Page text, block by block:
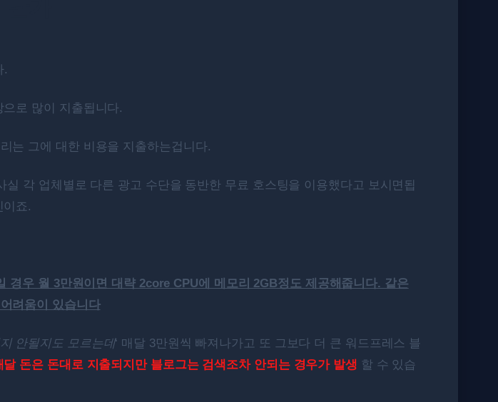
.
로 많이 지출됩니다.
는 그에 대한 비용을 지출하는겁니다.
각 업체별로 다른 광고 수단을 동반한 무료 호스팅을 이용했다고 보시면됩
죠.
우 월 3만원이면 대략 2core CPU에 메모리 2GB정도 제공해줍니다. 같은
려움이 있습니다
안될지도 모르는데‘ 매달 3만원씩 빠져나가고 또 그보다 더 큰 워드프레스 블
돈은 돈대로 지출되지만 블로그는 검색조차 안되는 경우가 발생 할 수 있습